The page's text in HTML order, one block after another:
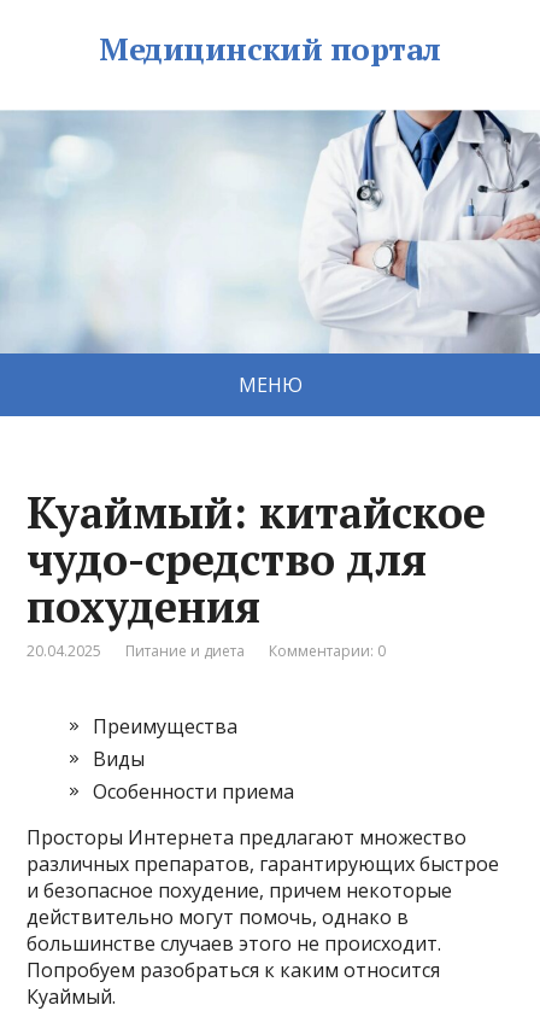
Медицинский портал
МЕНЮ
Куаймый: китайское
чудо-средство для
похудения
20.04.2025 Питание и диета Комментарии: 0
Преимущества
Виды
Особенности приема
Просторы Интернета предлагают множество
различных препаратов, гарантирующих быстрое
и безопасное похудение, причем некоторые
действительно могут помочь, однако в
большинстве случаев этого не происходит.
Попробуем разобраться к каким относится
Куаймый.